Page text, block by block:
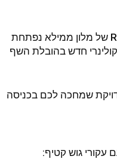
מסעדת ה-RoofTop של מלון ממילא נפתחת
חדש בהובלת השף
שמחכה לכם בכניסה
עקורי גוש קטיף: